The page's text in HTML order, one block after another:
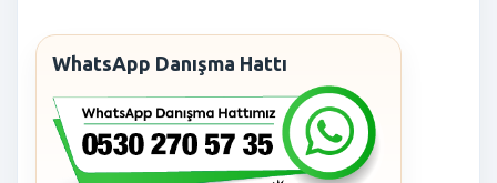
WhatsApp Danışma Hattı